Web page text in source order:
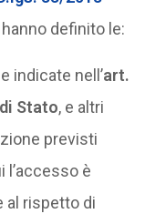
definito le:
indicate nell’art.
Stato, e altri
previsti
l’accesso è
al rispetto di